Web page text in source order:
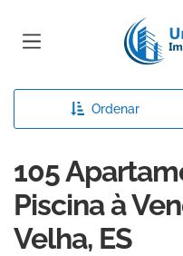
Ordenar
105
Piscina à
Velha, ES